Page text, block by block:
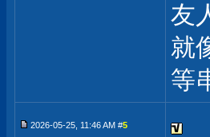
友
就
等
2026-05-25, 11:46 AM #5